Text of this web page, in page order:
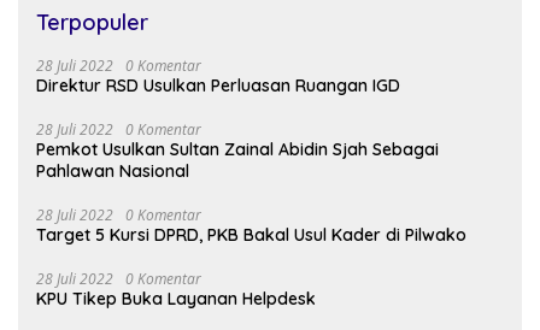
Terpopuler
28 Juli 2022 0 Komentar
Direktur RSD Usulkan Perluasan Ruangan IGD
28 Juli 2022 0 Komentar
Pemkot Usulkan Sultan Zainal Abidin Sjah Sebagai
Pahlawan Nasional
28 Juli 2022 0 Komentar
Target 5 Kursi DPRD, PKB Bakal Usul Kader di Pilwako
28 Juli 2022 0 Komentar
KPU Tikep Buka Layanan Helpdesk